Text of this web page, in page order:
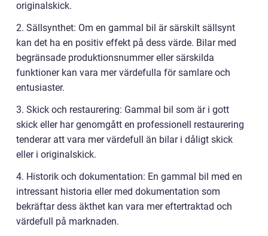
originalskick.
2. Sällsynthet: Om en gammal bil är särskilt sällsynt
kan det ha en positiv effekt på dess värde. Bilar med
begränsade produktionsnummer eller särskilda
funktioner kan vara mer värdefulla för samlare och
entusiaster.
3. Skick och restaurering: Gammal bil som är i gott
skick eller har genomgått en professionell restaurering
tenderar att vara mer värdefull än bilar i dåligt skick
eller i originalskick.
4. Historik och dokumentation: En gammal bil med en
intressant historia eller med dokumentation som
bekräftar dess äkthet kan vara mer eftertraktad och
värdefull på marknaden.